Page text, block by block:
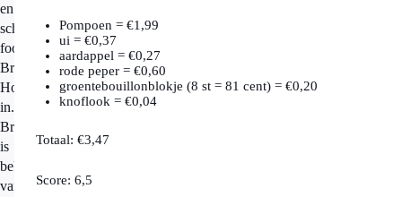
en
schakelen
foodblogger
Brenda
Hoff
in.
Brenda
is
bekend
van
Pompoen = €1,99
ui = €0,37
aardappel = €0,27
rode peper = €0,60
groentebouillonblokje (8 st = 81 cent) = €0,20
knoflook = €0,04
Totaal: €3,47
Score: 6,5